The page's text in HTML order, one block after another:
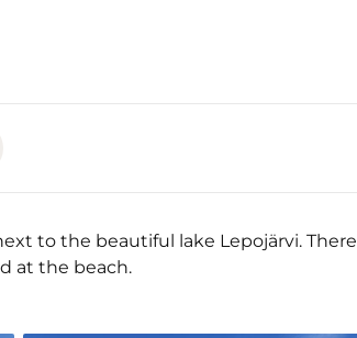
to the beautiful lake Lepojärvi. There
at the beach.